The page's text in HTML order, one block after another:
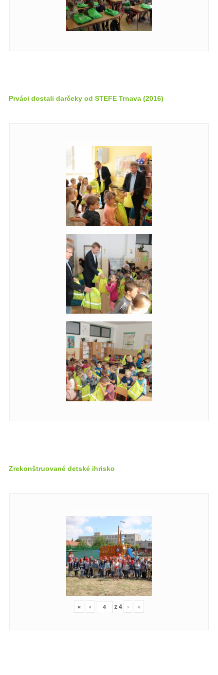
Prváci dostali darčeky od STEFE Trnava (2016)
Zrekonštruované detské ihrisko
« ‹ z4 › »